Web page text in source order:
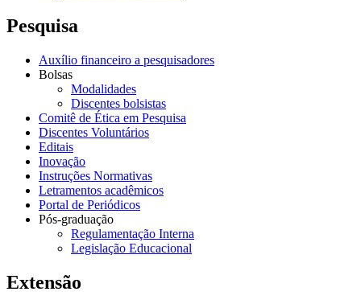
Pesquisa
Auxílio financeiro a pesquisadores
Bolsas
Modalidades
Discentes bolsistas
Comitê de Ética em Pesquisa
Discentes Voluntários
Editais
Inovação
Instruções Normativas
Letramentos acadêmicos
Portal de Periódicos
Pós-graduação
Regulamentação Interna
Legislação Educacional
Extensão